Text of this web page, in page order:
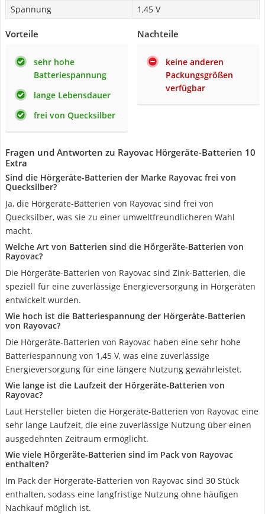
Spannung
1,45 V
Vorteile
sehr hohe
Batteriespannung
lange Lebensdauer
frei von Quecksilber
Nachteile
keine anderen
Packungsgrößen
verfügbar
Fragen und Antworten zu Rayovac Hörgeräte-Batterien 10
Extra
Sind die Hörgeräte-Batterien der Marke Rayovac frei von
Quecksilber?
Ja, die Hörgeräte-Batterien von Rayovac sind frei von
Quecksilber, was sie zu einer umweltfreundlicheren Wahl
macht.
Welche Art von Batterien sind die Hörgeräte-Batterien von
Rayovac?
Die Hörgeräte-Batterien von Rayovac sind Zink-Batterien, die
speziell für eine zuverlässige Energieversorgung in Hörgeräten
entwickelt wurden.
Wie hoch ist die Batteriespannung der Hörgeräte-Batterien
von Rayovac?
Die Hörgeräte-Batterien von Rayovac haben eine sehr hohe
Batteriespannung von 1,45 V, was eine zuverlässige
Energieversorgung für eine längere Nutzung gewährleistet.
Wie lange ist die Laufzeit der Hörgeräte-Batterien von
Rayovac?
Laut Hersteller bieten die Hörgeräte-Batterien von Rayovac eine
sehr lange Laufzeit, die eine zuverlässige Nutzung über einen
ausgedehnten Zeitraum ermöglicht.
Wie viele Hörgeräte-Batterien sind im Pack von Rayovac
enthalten?
Im Pack der Hörgeräte-Batterien von Rayovac sind 30 Stück
enthalten, sodass eine langfristige Nutzung ohne häufigen
Nachkauf möglich ist.